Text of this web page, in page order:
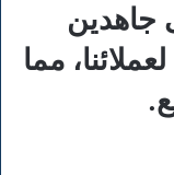
جاهدين
مما